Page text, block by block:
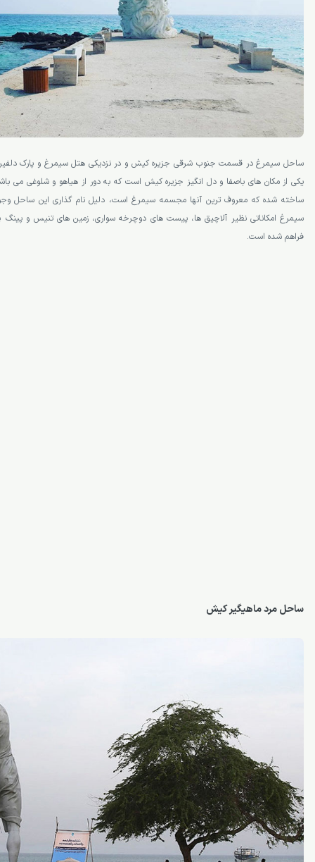
ساحل سیمرغ در قسمت جنوب شرقی جزیره کیش و در نزدیکی هتل سیمرغ و پارک
یکی از مکان­ های باصفا و دل انگیز جزیره کیش است که به دور از هیاهو و شلوغی می­
ساخته شده که معروف­ ترین آن­ها مجسمه سیمرغ است، دلیل نام گذاری این
سیمرغ امکاناتی نظیر آلاچیق­ ها، پیست ­های دوچرخه سواری، زمین­ های تنیس و
فراهم شده است.
ساحل مرد ماهیگیر کیش